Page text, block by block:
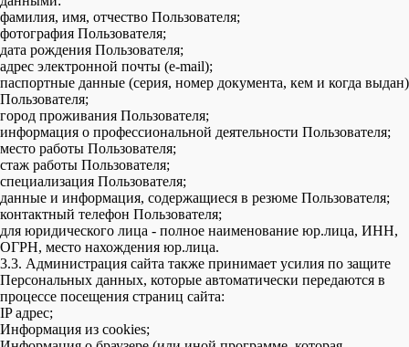
фамилия, имя, отчество Пользователя;
фотография Пользователя;
дата рождения Пользователя;
адрес электронной почты (e-mail);
паспортные данные (серия, номер документа, кем и когда выдан)
Пользователя;
город проживания Пользователя;
информация о профессиональной деятельности Пользователя;
место работы Пользователя;
стаж работы Пользователя;
специализация Пользователя;
данные и информация, содержащиеся в резюме Пользователя;
контактный телефон Пользователя;
для юридического лица - полное наименование юр.лица, ИНН,
ОГРН, место нахождения юр.лица.
3.3. Администрация сайта также принимает усилия по защите
Персональных данных, которые автоматически передаются в
процессе посещения страниц сайта:
IP адрес;
Информация из cookies;